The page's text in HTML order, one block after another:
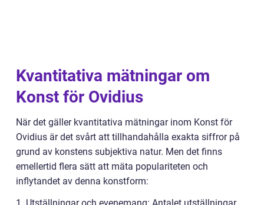
Kvantitativa mätningar om
Konst för Ovidius
När det gäller kvantitativa mätningar inom Konst för
Ovidius är det svårt att tillhandahålla exakta siffror på
grund av konstens subjektiva natur. Men det finns
emellertid flera sätt att mäta populariteten och
inflytandet av denna konstform: